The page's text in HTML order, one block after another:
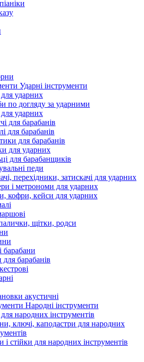
Ударні інструменти
ударних
по догляду за ударними
ударних
для барабанів
для барабанів
для барабанів
для ударних
для барабанщиків
педи
перехідники, затискачі для ударних
і метрономи для ударних
кофри, кейси для ударних
щітки, родси
барабани
барабанів
акустичні
Народні інструменти
народних інструментів
ключі, каподастри для народних
і стійки для народних інструментів